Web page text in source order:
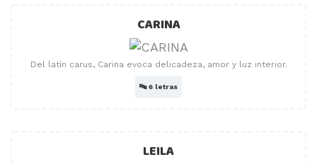
CARINA
Del latín carus, Carina evoca delicadeza, amor y luz interior.
🔤6 letras
LEILA